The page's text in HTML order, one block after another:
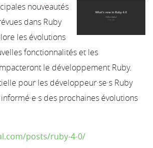
nouveautés
dans Ruby
les évolutions
fonctionnalités et les
le développement Ruby.
pour les développeur·se·s Ruby
des prochaines évolutions
posts/ruby-4-0/